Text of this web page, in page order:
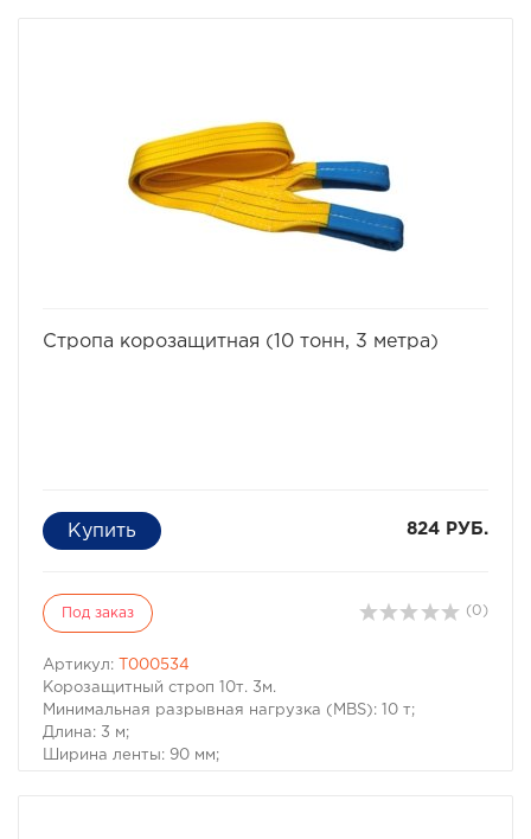
Стропа корозащитная (10 тонн, 3 метра)
824 РУБ.
Под заказ (0)
Артикул:
T000534
Корозащитный строп 10т. 3м.
Минимальная разрывная нагрузка (MBS): 10 т;
Длина: 3 м;
Ширина ленты: 90 мм;